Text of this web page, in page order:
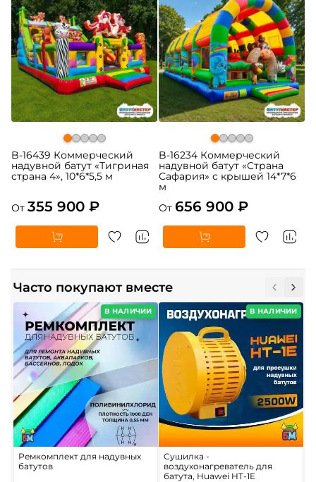
B-16439 Коммерческий
надувной батут «Тигриная
страна 4», 10*6*5,5 м
От 355 900 ₽
B-16234 Коммерческий
надувной батут «Страна
Сафария» с крышей 14*7*6
м
От 656 900 ₽
Часто покупают вместе
В НАЛИЧИИ
Ремкомплект для надувных
батутов
В НАЛИЧИИ
Сушилка -
воздухонагреватель для
батута, Huawei HT-1E